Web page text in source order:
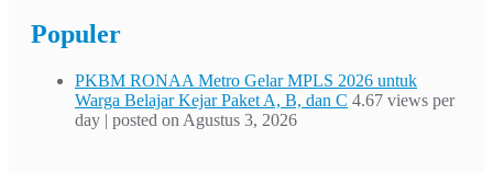
Populer
PKBM RONAA Metro Gelar MPLS 2026 untuk
Warga Belajar Kejar Paket A, B, dan C 4.67 views per
day | posted on Agustus 3, 2026